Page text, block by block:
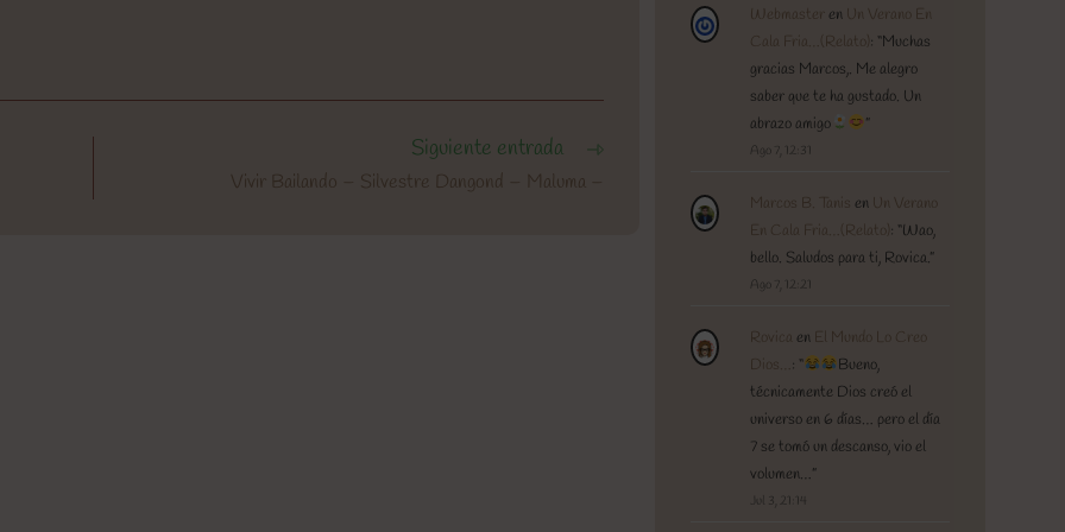
Siguiente entrada
Vivir Bailando – Silvestre Dangond – Maluma –
Webmaster en Un Verano En
Cala Fria…(Relato) : “Muchas
gracias Marcos,. Me alegro
saber que te ha gustado. Un
abrazo amigo
”
Ago 7, 12:31
Marcos B. Tanis en Un Verano
En Cala Fria…(Relato) : “Wao,
bello. Saludos para ti, Rovica.”
Ago 7, 12:21
Rovica en El Mundo Lo Creo
Dios… : “
Bueno,
técnicamente Dios creó el
universo en 6 días… pero el día
7 se tomó un descanso, vio el
volumen…”
Jul 3, 21:14